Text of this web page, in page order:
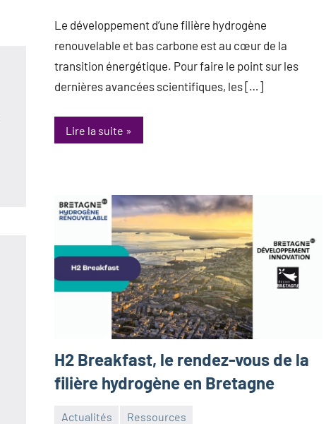
2026
Le développement d’une filière hydrogène
renouvelable et bas carbone est au cœur de la
transition énergétique. Pour faire le point sur les
dernières avancées scientifiques, les […]
Lire la suite
H2 Breakfast, le rendez-vous de la
filière hydrogène en Bretagne
Actualités Ressources